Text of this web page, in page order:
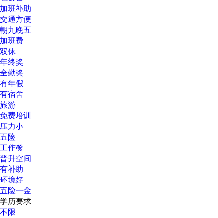
加班补助
交通方便
朝九晚五
加班费
双休
年终奖
全勤奖
有年假
有宿舍
旅游
免费培训
压力小
五险
工作餐
晋升空间
有补助
环境好
五险一金
学历要求
不限